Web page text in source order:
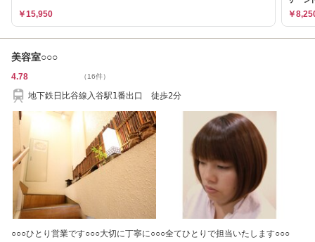
￥15,950 ￥
美容室○○○
4.78 （16件）
地下鉄日比谷線入谷駅1番出口 徒歩2分
○○○ひとり営業です○○○大切に丁寧に○○○全てひとりで担当いたします○○○